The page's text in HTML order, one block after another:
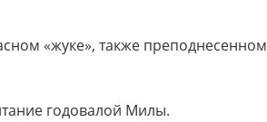
«жуке», также преподнесенном
годовалой Милы.